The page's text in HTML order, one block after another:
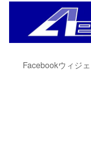
Facebookウィジ